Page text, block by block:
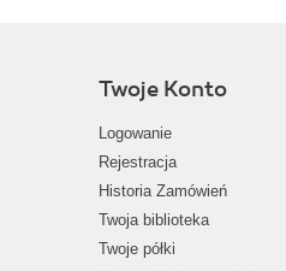
Twoje Konto
Logowanie
Rejestracja
Historia Zamówień
Twoja biblioteka
Twoje półki